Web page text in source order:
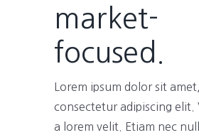
market-
focused.
Lorem ipsum dolor sit amet,
consectetur adipiscing elit.
a lorem velit. Etiam nec